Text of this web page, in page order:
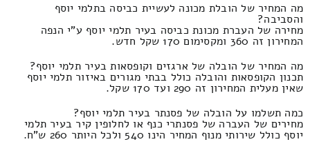
מה המחיר של הובלת מכונה לעשיית כביסה בתלמי יוסף
והסביבה?
מחירה של העברת מכונת כביסה בעיר תלמי יוסף ע"י הנפה
המחירון זה 360 ומקסימום 170 שקל חדש.
מה המחיר של הובלה של ארגזים וקופסאות בעיר תלמי יוסף?
תכנון הקופסאות והובלה כולל בבתי מגורים באיזור תלמי יוסף
שאין מעלית המחירון זה 290 ועד 170 שקל.
כמה תשלמו על הובלה של פסנתר בעיר תלמי יוסף?
מחירים של העברה של פסנתרי כנף או לחלופין קיר בעיר תלמי
יוסף כולל שירותי מנוף המחיר הינו 540 ולכל היותר 260 ש"ח.